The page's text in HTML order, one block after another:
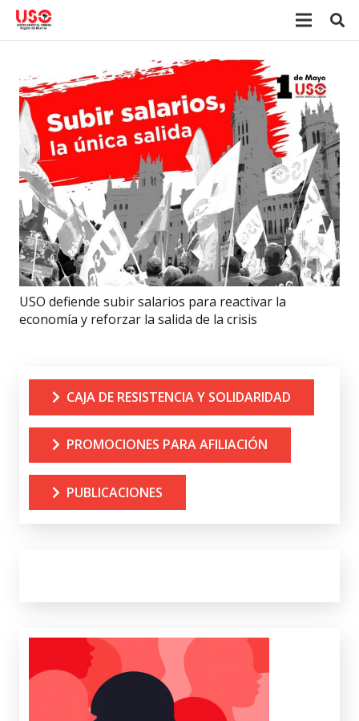
USO defiende subir salarios para reactivar la
economía y reforzar la salida de la crisis
CAJA DE RESISTENCIA Y SOLIDARIDAD
PROMOCIONES PARA AFILIACIÓN
PUBLICACIONES